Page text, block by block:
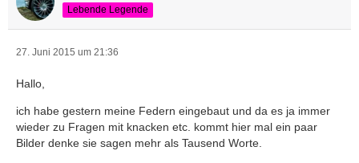
Lebende Legende
27. Juni 2015 um 21:36
Hallo,
ich habe gestern meine Federn eingebaut und da es ja immer
wieder zu Fragen mit knacken etc. kommt hier mal ein paar
Bilder denke sie sagen mehr als Tausend Worte.